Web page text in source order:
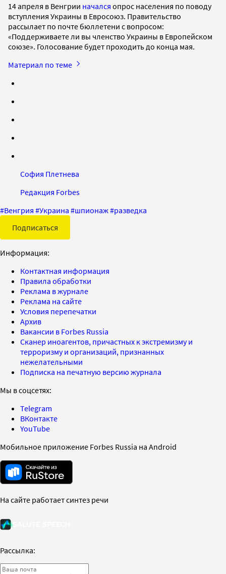
14 апреля в Венгрии начался опрос населения по поводу
вступления Украины в Евросоюз. Правительство
рассылает по почте бюллетени с вопросом:
«Поддерживаете ли вы членство Украины в Европейском
союзе». Голосование будет проходить до конца мая.
Материал по теме
София Плетнева
Редакция Forbes
#Венгрия #Украина #шпионаж#разведка
Подписаться
Информация:
Контактная информация
Правила обработки
Реклама в журнале
Реклама на сайте
Условия перепечатки
Архив
Вакансии в Forbes Russia
Сканер иноагентов, причастных к экстремизму и
терроризму и организаций, признанных
нежелательными
Подписка на печатную версию журнала
Мы в соцсетях:
Telegram
ВКонтакте
YouTube
Мобильное приложение Forbes Russia на Android
На сайте работает синтез речи
Рассылка: